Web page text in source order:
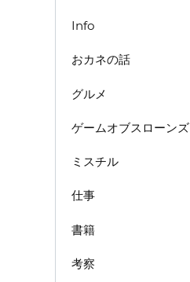
Info
おカネの話
グルメ
ゲームオブスローンズ
ミスチル
仕事
書籍
考察